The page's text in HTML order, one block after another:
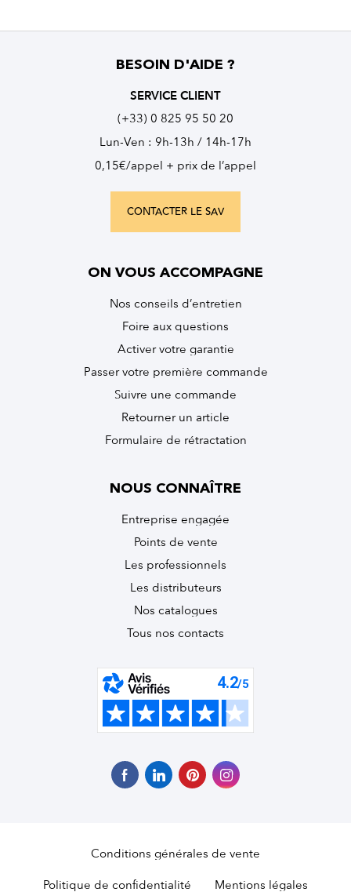
BESOIN D'AIDE ?
SERVICE CLIENT
(+33) 0 825 95 50 20
Lun-Ven : 9h-13h / 14h-17h
0,15€/appel + prix de l’appel
CONTACTER LE SAV
ON VOUS ACCOMPAGNE
Nos conseils d’entretien
Foire aux questions
Activer votre garantie
Passer votre première commande
Suivre une commande
Retourner un article
Formulaire de rétractation
NOUS CONNAÎTRE
Entreprise engagée
Points de vente
Les professionnels
Les distributeurs
Nos catalogues
Tous nos contacts
Conditions générales de vente
Politique de confidentialité Mentions légales